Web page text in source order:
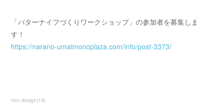
「バターナイフづくりワークショップ」の参加者を募集しま
す！
https://narano-umaimonoplaza.com/info/post-3373/
non design(19)